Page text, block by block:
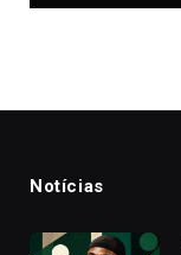
Notícias